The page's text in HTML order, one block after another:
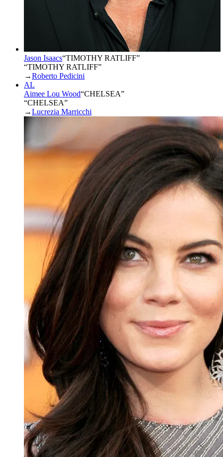
Jason Isaacs“TIMOTHY RATLIFF”
“TIMOTHY RATLIFF”
→Roberto Pedicini
AL
Aimee Lou Wood“CHELSEA”
“CHELSEA”
→Lucrezia Marricchi